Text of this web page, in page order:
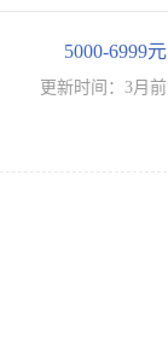
5000-6999元
更新时间：3月前